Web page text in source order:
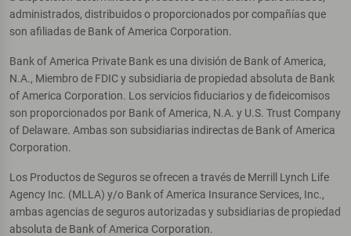
administrados, distribuidos o proporcionados por compañías que
son afiliadas de Bank of America Corporation.
Bank of America Private Bank es una división de Bank of America,
N.A., Miembro de FDIC y subsidiaria de propiedad absoluta de Bank
of America Corporation. Los servicios fiduciarios y de fideicomisos
son proporcionados por Bank of America, N.A. y U.S. Trust Company
of Delaware. Ambas son subsidiarias indirectas de Bank of America
Corporation.
Los Productos de Seguros se ofrecen a través de Merrill Lynch Life
Agency Inc. (MLLA) y/o Bank of America Insurance Services, Inc.,
ambas agencias de seguros autorizadas y subsidiarias de propiedad
absoluta de Bank of America Corporation.